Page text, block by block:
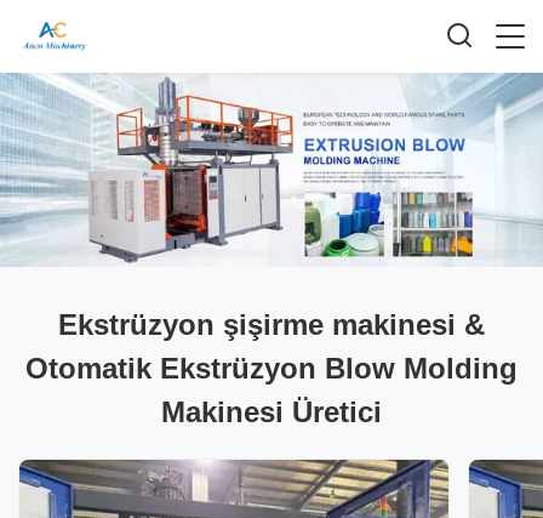
Ekstrüzyon şişirme makinesi &
Otomatik Ekstrüzyon Blow Molding
Makinesi Üretici